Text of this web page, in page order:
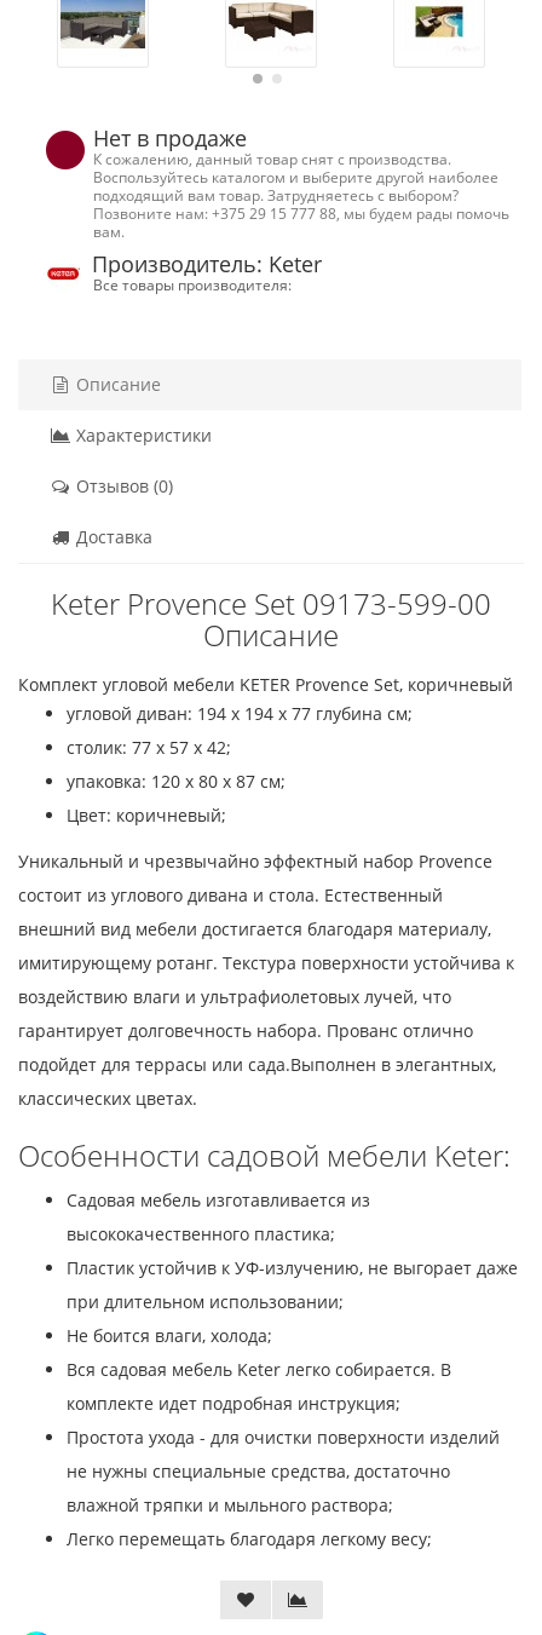
Нет в продаже
К сожалению, данный товар снят с производства.
Воспользуйтесь каталогом и выберите другой наиболее
подходящий вам товар. Затрудняетесь с выбором?
Позвоните нам: +375 29 15 777 88, мы будем рады помочь
вам.
Производитель: Keter
Все товары производителя:
Описание
Характеристики
Отзывов (0)
Доставка
Keter Provence Set 09173-599-00
Описание
Комплект угловой мебели KETER Provence Set, коричневый
угловой диван: 194 x 194 x 77 глубина см;
столик: 77 x 57 x 42;
упаковка: 120 x 80 x 87 см;
Цвет: коричневый;
Уникальный и чрезвычайно эффектный набор Provence
состоит из углового дивана и стола. Естественный
внешний вид мебели достигается благодаря материалу,
имитирующему ротанг. Текстура поверхности устойчива к
воздействию влаги и ультрафиолетовых лучей, что
гарантирует долговечность набора. Прованс отлично
подойдет для террасы или сада.Выполнен в элегантных,
классических цветах.
Особенности садовой мебели Keter:
Садовая мебель изготавливается из
высококачественного пластика;
Пластик устойчив к УФ-излучению, не выгорает даже
при длительном использовании;
Не боится влаги, холода;
Вся садовая мебель Keter легко собирается. В
комплекте идет подробная инструкция;
Простота ухода - для очистки поверхности изделий
не нужны специальные средства, достаточно
влажной тряпки и мыльного раствора;
Легко перемещать благодаря легкому весу;